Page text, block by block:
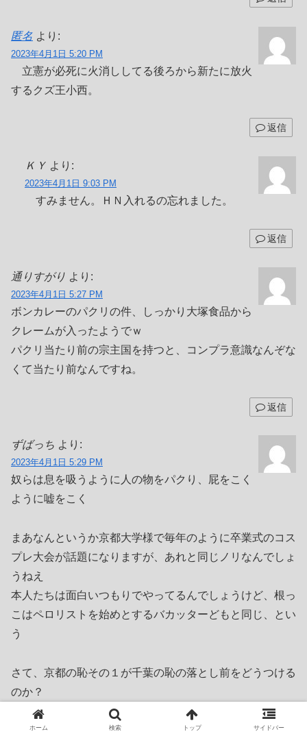
匿名 より:
2023年4月1日 5:20 PM
立憲が必死に火消ししてる後ろから新たに放火
するクズ王小西。
返信
ＫＹ より:
2023年4月1日 9:03 PM
すみません。ＨＮ入れるの忘れました。
返信
通りすがり より:
2023年4月1日 5:27 PM
ボンカレーのパクリの件、しっかり大塚食品から
クレームが入ったようでｗ
パクリ当たり前の宗主国を持つと、コンプラ意識なんぞな
くて当たり前なんですね。
返信
ずばっち より:
2023年4月1日 5:29 PM
奴らは息を吸うように人の物をパクり、屁をこく
ように嘘をこく
まあなんというか京都大学様で毎年のように卒業式のコス
プレ大会が話題になりますが、あれと同じノリなんでしょ
うねえ
本人たちは面白いつもりでやってるんでしょうけど、根っ
こはペロリストを始めとするバカッターどもと同じ、とい
う
さて、京都の恥その１が千葉の恥の落とし前をどうつける
のか？
これで除名でもできたらちっとは見直してやるんですが、
まああのヘタレには無理やろうなあ
ホーム 検索 トップ サイドバー